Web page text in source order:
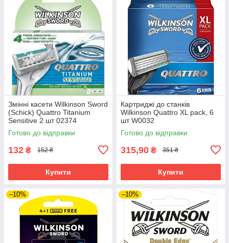
Змінні касети Wilkinson Sword
(Schick) Quattro Titanium
Sensitive 2 шт 02374
Готово до відправки
132 ₴ 152 ₴
Купити
Картриджі до станків
Wilkinson Quattro XL pack, 6
шт W0032
Готово до відправки
315,90 ₴ 351 ₴
Купити
–10% –10%